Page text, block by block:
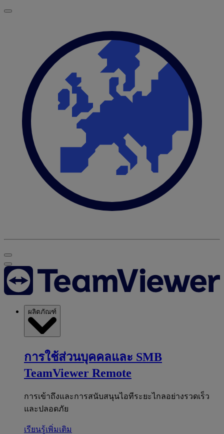
ผลิตภัณฑ์
การใช้ส่วนบุคคลและ SMB
TeamViewer Remote
การเข้าถึงและการสนับสนุนไอทีระยะไกลอย่างรวดเร็ว
และปลอดภัย
เรียนรู้เพิ่มเติม